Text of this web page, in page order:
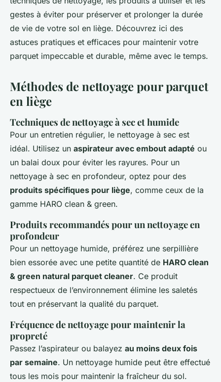
gestes à éviter pour préserver et prolonger la durée
de vie de votre sol en liège. Découvrez ici des
astuces pratiques et efficaces pour maintenir votre
parquet impeccable et durable, même avec le temps.
Méthodes de nettoyage pour parquet
en liège
Techniques de nettoyage à sec et humide
Pour un entretien régulier, le nettoyage à sec est
idéal. Utilisez un aspirateur avec embout adapté ou
un balai doux pour éviter les rayures. Pour un
nettoyage à sec en profondeur, optez pour des
produits spécifiques pour liège, comme ceux de la
gamme HARO clean & green.
Produits recommandés pour un nettoyage en
profondeur
Pour un nettoyage humide, préférez une serpillière
bien essorée avec une petite quantité de HARO clean
& green natural parquet cleaner. Ce produit
respectueux de l’environnement élimine les saletés
tout en préservant la qualité du parquet.
Fréquence de nettoyage pour maintenir la
propreté
Passez l’aspirateur ou balayez au moins deux fois
par semaine. Un nettoyage humide peut être effectué
tous les mois pour maintenir la fraîcheur du sol.